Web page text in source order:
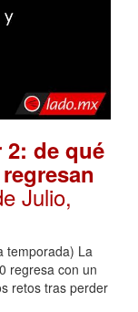
2: de qué
Julio,
temporada) La
regresa con un
retos tras perder